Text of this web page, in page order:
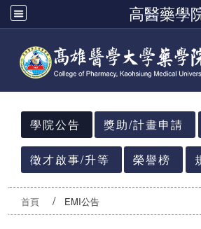
高醫藥學
:::
學院公告
獎助/計畫申請
徵才啟事/升等 榮譽榜
首頁 EMI公告